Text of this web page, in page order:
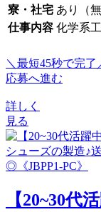
寮・社宅 あり（無
仕事内容 化学系
＼最短45秒で完了
応募へ進む
詳しく
見る
【20~30代